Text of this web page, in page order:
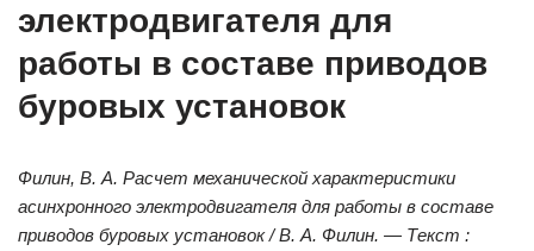
электродвигателя для
работы в составе приводов
буровых установок
Филин, В. А. Расчет механической характеристики
асинхронного электродвигателя для работы в составе
приводов буровых установок / В. А. Филин. — Текст :